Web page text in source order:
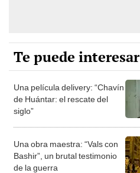
Te puede interesar
Una película delivery: “Chavín
de Huántar: el rescate del
siglo”
Una obra maestra: “Vals con
Bashir”, un brutal testimonio
de la guerra